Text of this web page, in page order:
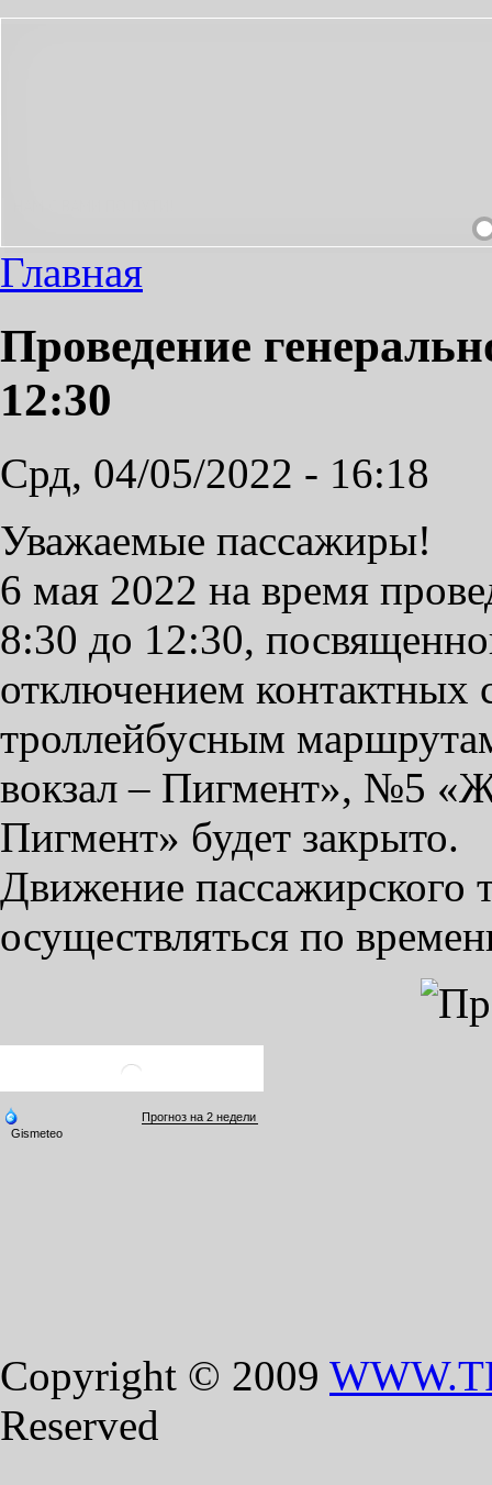
Главная
Проведение
12:30
Срд, 04/05/2022 - 16:18
Уважаемые пассажиры!
6 мая 2022 на время
8:30 до 12:30,
отключением контактных
троллейбусным
вокзал – Пигмент», №5
Пигмент» будет закрыто.
Движение пассажирского
осуществляться по
Copyright © 2009
Reserved